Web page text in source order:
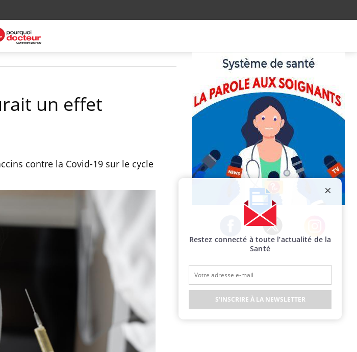
un effet
contre la Covid-19 sur le cycle
Facebook Twitter Instagram
Restez connecté à toute l’actualité de la
Santé
S'INSCRIRE À LA NEWSLETTER